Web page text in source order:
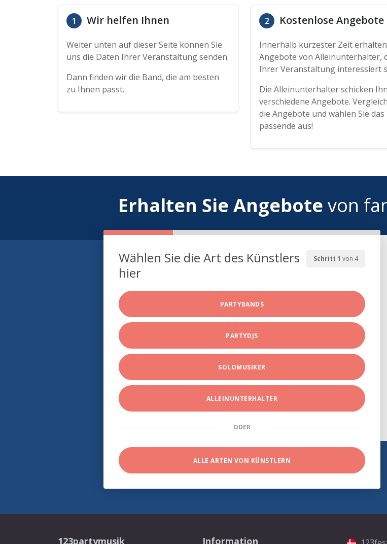
1 Wir helfen Ihnen
Weiter unten auf dieser Seite können Sie
uns die Daten Ihrer Veranstaltung senden.
Dann finden wir die Band, die am besten
zu Ihnen passt.
2 Kostenlose Angebote
Innerhalb kürzester Zeit erhalten
Angebote von Alleinunterhalter,
Ihrer Veranstaltung interessiert
Die Alleinunterhalter schicken
verschiedene Angebote.
die Angebote und wählen Sie das
passende aus!
Erhalten Sie Angebote von
Schritt 1 von 4
Wählen Sie die Art des Künstlers
hier
PARTYBANDS
PARTYDJS
SOLOMUSIKER
ALLEINUNTERHALTER
ODER
ALLE ARTEN VON KÜNSTLERN
123partymusik Information